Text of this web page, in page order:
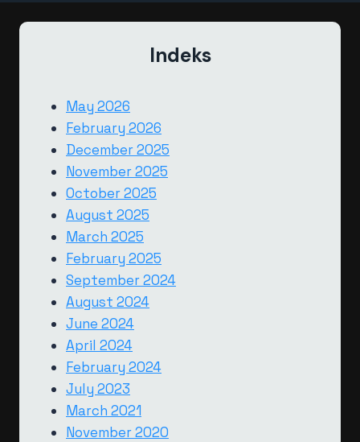
Indeks
May 2026
February 2026
December 2025
November 2025
October 2025
August 2025
March 2025
February 2025
September 2024
August 2024
June 2024
April 2024
February 2024
July 2023
March 2021
November 2020